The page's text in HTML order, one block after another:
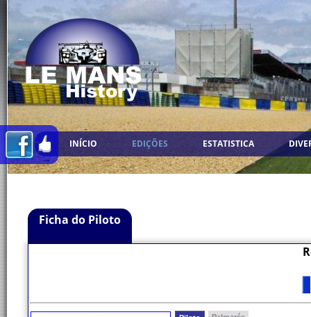
INÍCIO EDIÇÕES ESTATISTICA
Ficha do Piloto